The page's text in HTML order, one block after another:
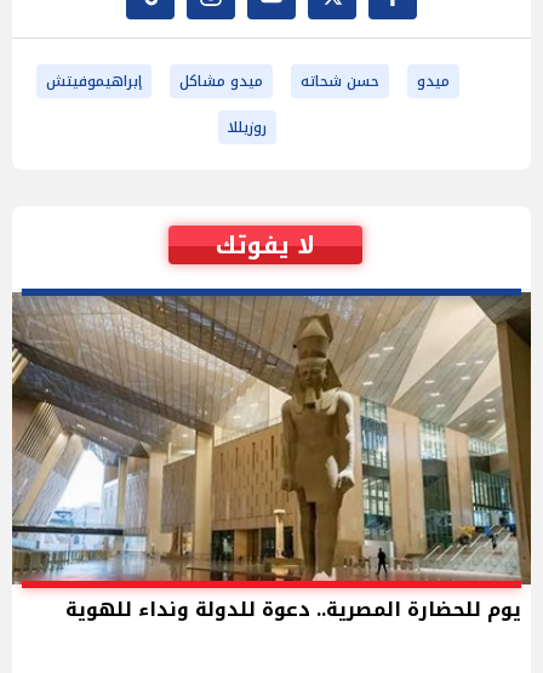
ميدو حسن شحاته ميدو مشاكل
إبراهيموفيتش
روزيللا
لا يفوتك
يوم للحضارة المصرية.. دعوة للدولة ونداء للهوية